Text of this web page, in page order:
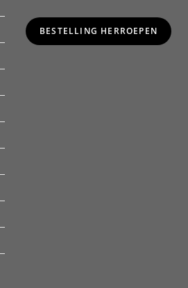
BESTELLING HERROEPEN